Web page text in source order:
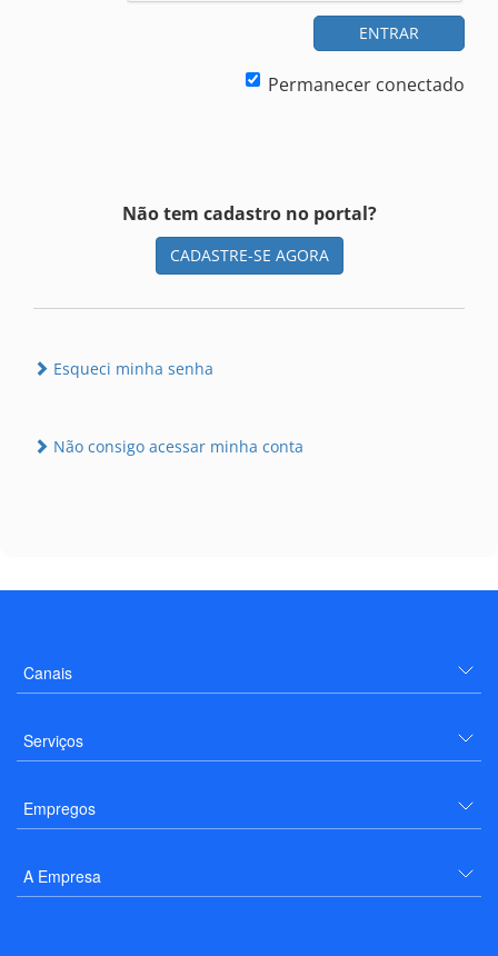
ENTRAR
Permanecer conectado
Não tem cadastro no portal?
CADASTRE-SE AGORA
Esqueci minha senha
Não consigo acessar minha conta
Canais
Serviços
Empregos
A Empresa